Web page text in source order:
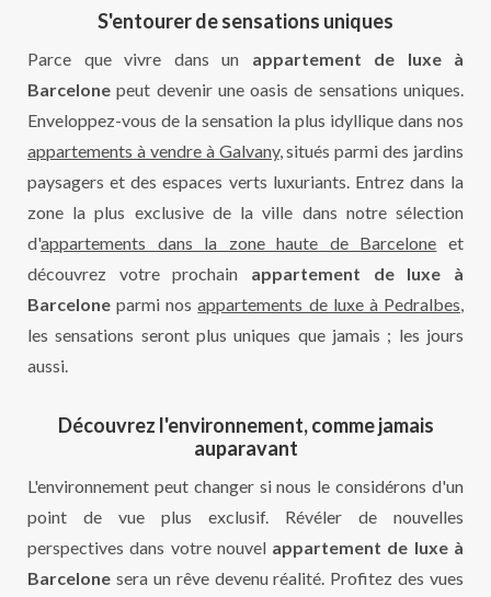
S'entourer de sensations uniques
Parce que vivre dans un appartement de luxe à
Barcelone peut devenir une oasis de sensations uniques.
Enveloppez-vous de la sensation la plus idyllique dans nos
appartements à vendre à Galvany, situés parmi des jardins
paysagers et des espaces verts luxuriants. Entrez dans la
zone la plus exclusive de la ville dans notre sélection
d'appartements dans la zone haute de Barcelone et
découvrez votre prochain appartement de luxe à
Barcelone parmi nosappartements de luxe à Pedralbes,
les sensations seront plus uniques que jamais ; les jours
aussi.
Découvrez l'environnement, comme jamais
auparavant
L'environnement peut changer si nous le considérons d'un
point de vue plus exclusif. Révéler de nouvelles
perspectives dans votre nouvel appartement de luxe à
Barcelone sera un rêve devenu réalité. Profitez des vues